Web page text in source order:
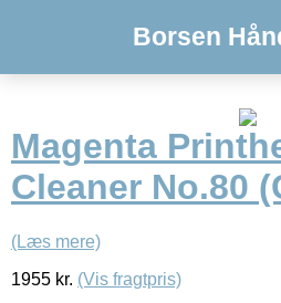
Borsen
Magenta
Cleaner No.80
(Læs mere)
1955 kr. (Vis fragtpris)